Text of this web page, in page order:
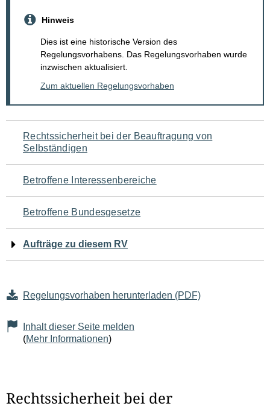
Hinweis
Dies ist eine historische Version des
Regelungsvorhabens. Das Regelungsvorhaben wurde
inzwischen aktualisiert.
Zum aktuellen Regelungsvorhaben
Navigation
für
den
Seiteninhalt
Rechtssicherheit bei der Beauftragung von
Selbständigen
Betroffene Interessenbereiche
Betroffene Bundesgesetze
Aufträge zu diesem RV
Regelungsvorhaben herunterladen (PDF)
Inhalt dieser Seite melden
(Mehr Informationen)
Rechtssicherheit bei der